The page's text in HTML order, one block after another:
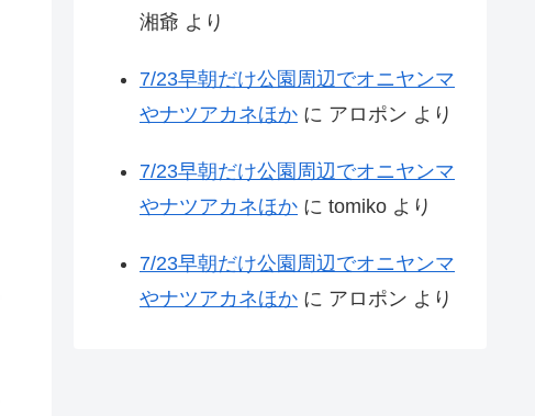
湘爺 より
7/23早朝だけ公園周辺でオニヤンマ
やナツアカネほか に アロポン より
7/23早朝だけ公園周辺でオニヤンマ
やナツアカネほか に tomiko より
7/23早朝だけ公園周辺でオニヤンマ
やナツアカネほか に アロポン より